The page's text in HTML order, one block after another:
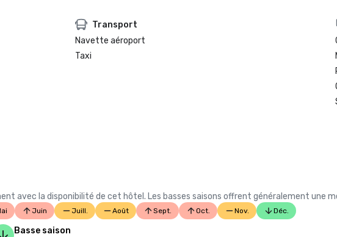
Transport
Navette aéroport
Taxi
avec la disponibilité de cet hôtel. Les basses saisons offrent généralement une
Juin Juill. Août Sept. Oct. Nov. Déc.
Basse saison